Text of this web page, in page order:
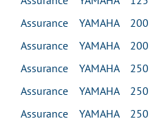
Assurance YAMAHA
Assurance YAMAHA
Assurance YAMAHA
Assurance YAMAHA
Assurance YAMAHA